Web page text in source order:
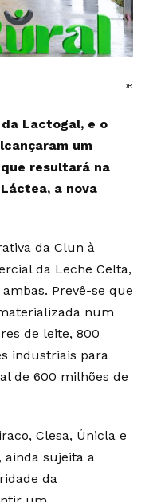
DR
Lactogal, e o
um
resultará na
a nova
da Clun à
da Leche Celta,
Prevê-se que
num
de leite, 800
industriais para
de 600 milhões de
Clesa, Únicla e
ainda sujeita a
da